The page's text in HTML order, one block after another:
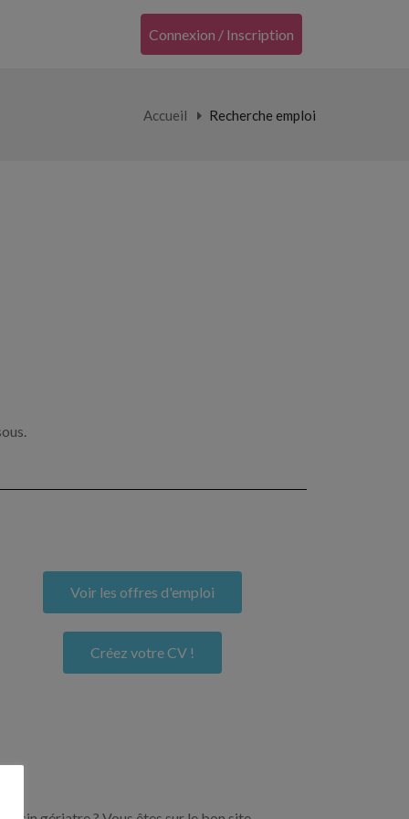
Connexion / Inscription
Accueil Recherche emploi
Voir les offres d'emploi
Créez votre CV !